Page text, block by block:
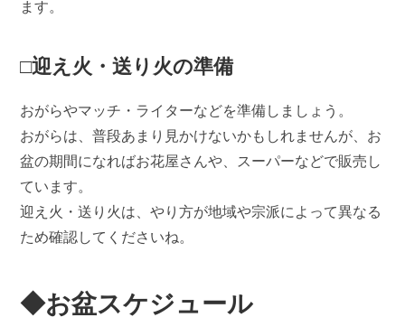
ます。
□迎え火・送り火の準備
おがらやマッチ・ライターなどを準備しましょう。
おがらは、普段あまり見かけないかもしれませんが、お
盆の期間になればお花屋さんや、スーパーなどで販売し
ています。
迎え火・送り火は、やり方が地域や宗派によって異なる
ため確認してくださいね。
◆お盆スケジュール